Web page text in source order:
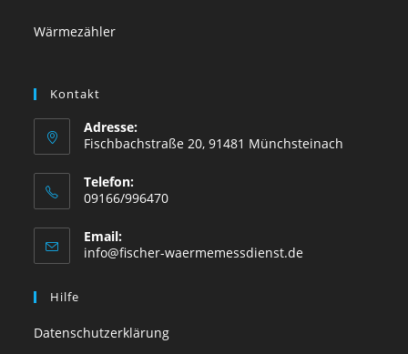
Wärmezähler
Kontakt
Adresse:
Fischbachstraße 20, 91481 Münchsteinach
Telefon:
09166/996470
Email:
info@fischer-waermemessdienst.deOpens
Hilfe
Datenschutzerklärung